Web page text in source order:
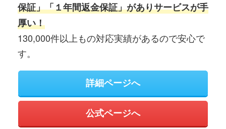
保証」「１年間返金保証」がありサービスが手
厚い！
130,000件以上もの対応実績があるので安心で
す。
詳細ページへ
公式ページへ